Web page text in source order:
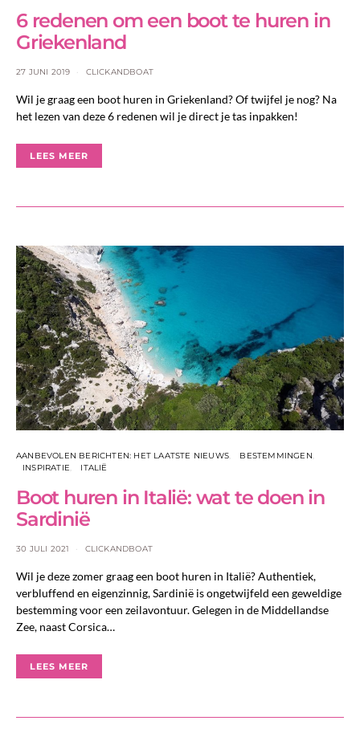
6 redenen om een boot te huren in
Griekenland
27 JUNI 2019 CLICKANDBOAT
Wil je graag een boot huren in Griekenland? Of twijfel je nog? Na
het lezen van deze 6 redenen wil je direct je tas inpakken!
LEES MEER
AANBEVOLEN BERICHTEN: HET LAATSTE NIEUWS
BESTEMMINGEN
INSPIRATIE
ITALIË
Boot huren in Italië: wat te doen in
Sardinië
30 JULI 2021 CLICKANDBOAT
Wil je deze zomer graag een boot huren in Italië? Authentiek,
verbluffend en eigenzinnig, Sardinië is ongetwijfeld een geweldige
bestemming voor een zeilavontuur. Gelegen in de Middellandse
Zee, naast Corsica…
LEES MEER